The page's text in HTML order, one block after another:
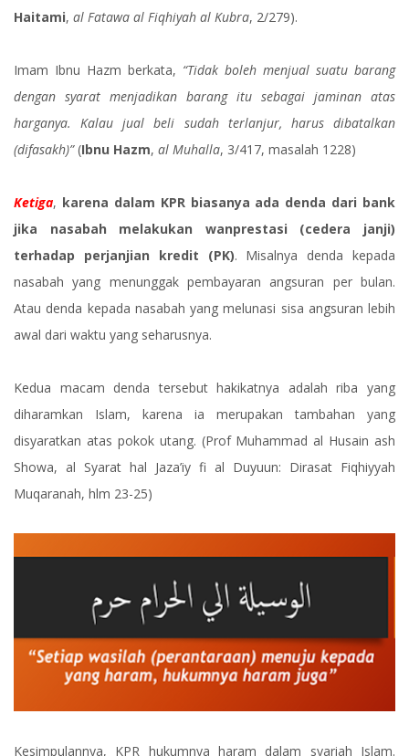
Haitami, al Fatawa al Fiqhiyah al Kubra, 2/279).
Imam Ibnu Hazm berkata, “Tidak boleh menjual suatu barang
dengan syarat menjadikan barang itu sebagai jaminan atas
harganya. Kalau jual beli sudah terlanjur, harus dibatalkan
(difasakh)”(Ibnu Hazm, al Muhalla, 3/417, masalah 1228)
Ketiga, karena dalam KPR biasanya ada denda dari bank
jika nasabah melakukan wanprestasi (cedera janji)
terhadap perjanjian kredit (PK). Misalnya denda kepada
nasabah yang menunggak pembayaran angsuran per bulan.
Atau denda kepada nasabah yang melunasi sisa angsuran lebih
awal dari waktu yang seharusnya.
Kedua macam denda tersebut hakikatnya adalah riba yang
diharamkan Islam, karena ia merupakan tambahan yang
disyaratkan atas pokok utang. (Prof Muhammad al Husain ash
Showa, al Syarat hal Jaza’iy fi al Duyuun: Dirasat Fiqhiyyah
Muqaranah, hlm 23-25)
Kesimpulannya, KPR hukumnya haram dalam syariah Islam.